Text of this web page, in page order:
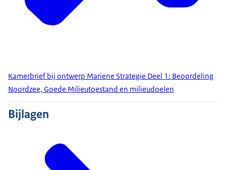
Kamerbrief bij ontwerp Mariene Strategie Deel 1: Beoordeling
Noordzee, Goede Milieutoestand en milieudoelen
Bijlagen